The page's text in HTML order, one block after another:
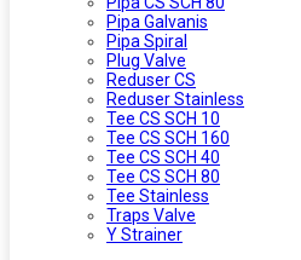
Pipa Galvanis
Pipa Spiral
Plug Valve
Reduser CS
Reduser Stainless
Tee CS SCH 10
Tee CS SCH 160
Tee CS SCH 40
Tee CS SCH 80
Tee Stainless
Traps Valve
Y Strainer